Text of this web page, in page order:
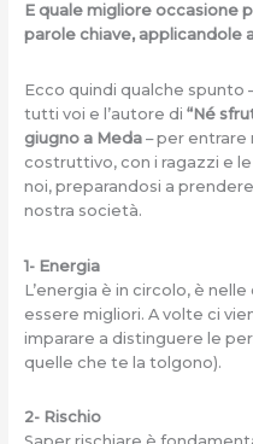
E quale migliore occasione
parole chiave, applicandole
Ecco quindi qualche spunto
tutti voi e l’autore di “Né
giugno a Meda– per entrare
costruttivo, con i ragazzi e
noi, preparandosi a
nostra società.
1- Energia
L’energia è in circolo, è
essere migliori. A volte ci
imparare a distinguere le
quelle che te la tolgono).
2- Rischio